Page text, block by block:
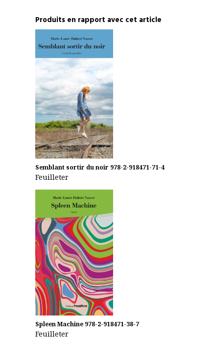
Produits en rapport avec cet article
Semblant sortir du noir 978-2-918471-71-4
Feuilleter
Spleen Machine 978-2-918471-38-7
Feuilleter